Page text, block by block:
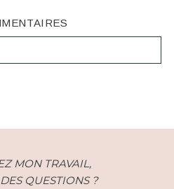
*
MON TRAVAIL,
QUESTIONS ?